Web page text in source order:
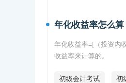
年化收益率怎么算
年化收益率=[（投资内
收益率来计算的。
初级会计考试 初